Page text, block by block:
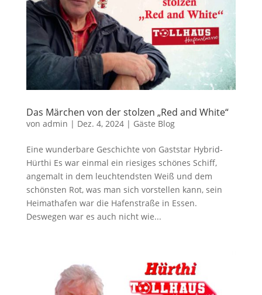
Das Märchen von der stolzen „Red and White“
von admin | Dez. 4, 2024| Gäste Blog
Eine wunderbare Geschichte von Gaststar Hybrid-
Hürthi Es war einmal ein riesiges schönes Schiff,
angemalt in dem leuchtendsten Weiß und dem
schönsten Rot, was man sich vorstellen kann, sein
Heimathafen war die Hafenstraße in Essen.
Deswegen war es auch nicht wie...